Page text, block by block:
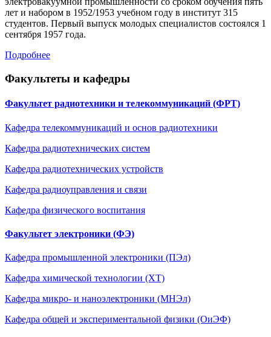
лет и набором в 1952/1953 учебном году в институт 315
студентов. Первый выпуск молодых специалистов состоялся 1
сентября 1957 года.
Подробнее
Факультеты и кафедры
Факультет радиотехники и телекоммуникаций (ФРТ)
Кафедра телекоммуникаций и основ радиотехники
Кафедра радиотехнических систем
Кафедра радиотехническиx устройств
Кафедра радиоуправления и связи
Кафедра физического воспитания
Факультет электроники (ФЭ)
Кафедра промышленной электроники (ПЭл)
Кафедра химической технологии (ХТ)
Кафедра микро- и наноэлектроники (МНЭл)
Кафедра общей и экспериментальной физики (ОиЭФ)